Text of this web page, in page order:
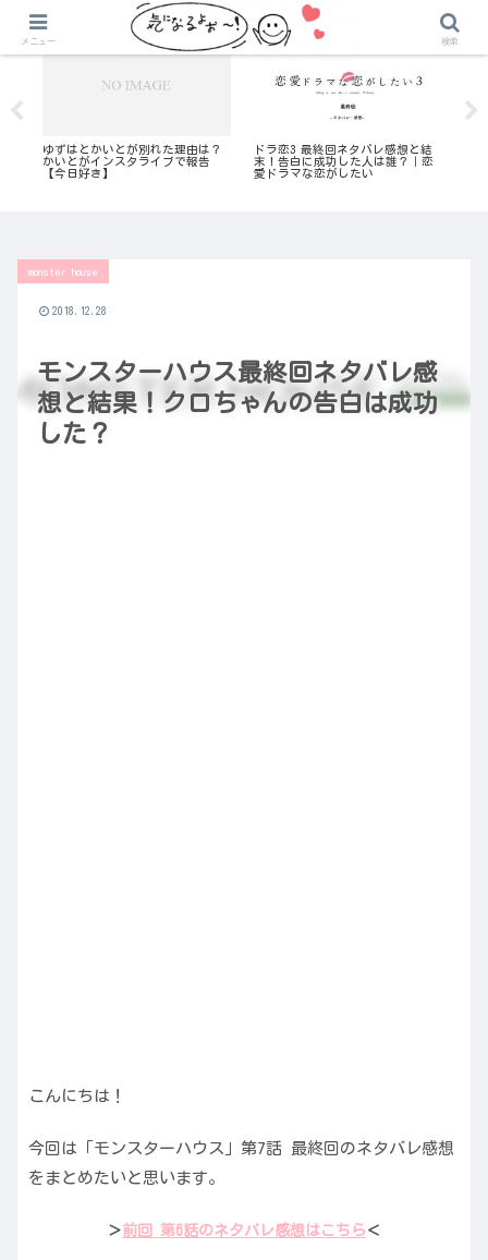
｜
ゆずはとかいとが別れた理由は？
かいとがインスタライブで報告
【今日好き】
ドラ恋3 最終回ネタバレ感想と結
末！告白に成功した人は誰？｜恋
愛ドラマな恋がしたい
モンスターハウス最終回ネタバレ感
想と結果！クロちゃんの告白は成功
した？
monster house
2018.12.28
こんにちは！
今回は「モンスターハウス」第7話 最終回のネタバレ感想
をまとめたいと思います。
＞前回 第6話のネタバレ感想はこちら ＜
メニュー 検索